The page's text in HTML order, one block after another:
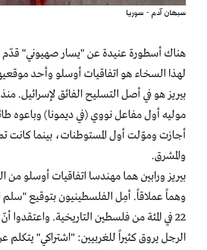
سبهان آدم - سوريا
هناك أسطورة عنيدة عن "يسار صهيوني" قدّم
لهذا السخاء هو اتفاقيات أوسلو وأحد
بيريز هو في أصل التسليح الفائق لإسرائيل.
موليه أول مفاعل نووي (في ديمونا) وباعوه
أجازت وموّلت أول المستوطنات، بينما كانت
والمشرق.
وهماً عملاقاً. أمِل الفلسطينيون بتوقيع
22 في المئة من فلسطين التاريخية.
الرجل يروق كثيراً للغربيين: "اشتراكي"